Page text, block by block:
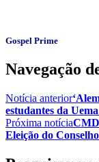
Gospel Prime
Navegação
Notícia anterior
estudantes da
Próxima notícia
Eleição do